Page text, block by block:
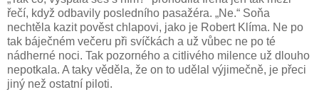
řečí, když odbavily posledního pasažéra. „Ne.“ Soňa
nechtěla kazit pověst chlapovi, jako je Robert Klíma. Ne po
tak báječném večeru při svíčkách a už vůbec ne po té
nádherné noci. Tak pozorného a citlivého milence už dlouho
nepotkala. A taky věděla, že on to udělal výjimečně, je přeci
jiný než ostatní piloti.